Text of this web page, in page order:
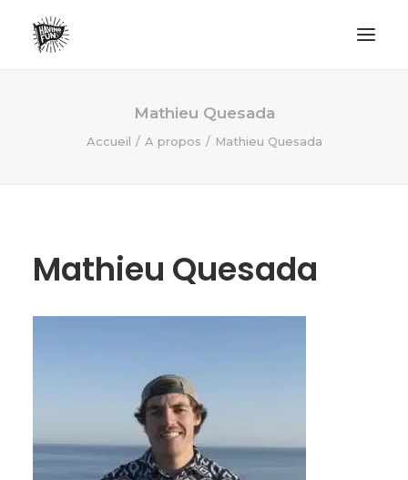
AVENTURES
NO PLASTIC LETTER
RECHERCHE
Mathieu Quesada
Accueil A propos Mathieu Quesada
Mathieu Quesada